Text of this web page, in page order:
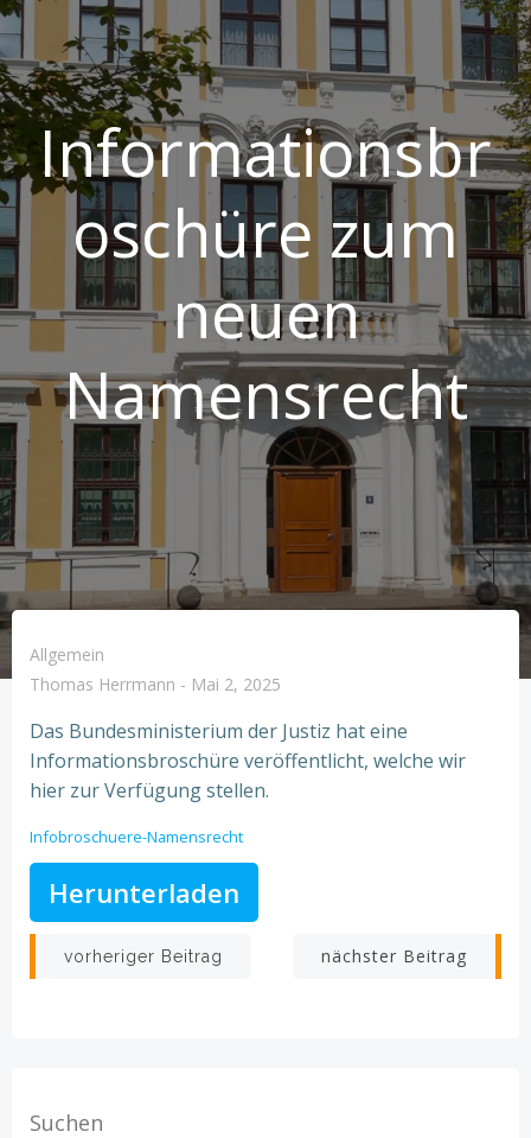
Informationsbr
oschüre zum
neuen
Namensrecht
Allgemein
Thomas Herrmann - Mai 2, 2025
Das Bundesministerium der Justiz hat eine
Informationsbroschüre veröffentlicht, welche wir
hier zur Verfügung stellen.
Infobroschuere-Namensrecht
Herunterladen
Beitragsnavigation
vorheriger Beitrag nächster Beitrag
Suchen